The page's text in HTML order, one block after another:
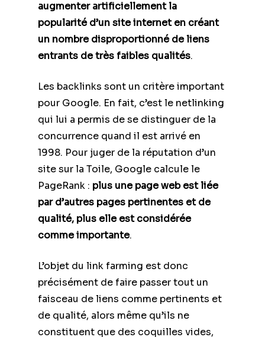
augmenter artificiellement la
popularité d’un site internet en créant
un nombre disproportionné de liens
entrants de très faibles qualités.
Les backlinks sont un critère important
pour Google. En fait, c’est le netlinking
qui lui a permis de se distinguer de la
concurrence quand il est arrivé en
1998. Pour juger de la réputation d’un
site sur la Toile, Google calcule le
PageRank : plus une page web est liée
par d’autres pages pertinentes et de
qualité, plus elle est considérée
comme importante.
L’objet du link farming est donc
précisément de faire passer tout un
faisceau de liens comme pertinents et
de qualité, alors même qu’ils ne
constituent que des coquilles vides,